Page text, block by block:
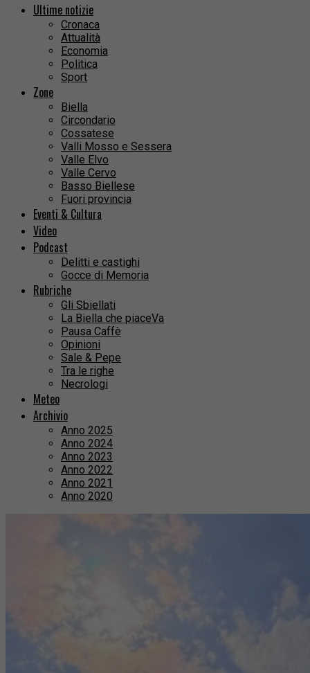
Ultime notizie
Cronaca
Attualità
Economia
Politica
Sport
Zone
Biella
Circondario
Cossatese
Valli Mosso e Sessera
Valle Elvo
Valle Cervo
Basso Biellese
Fuori provincia
Eventi & Cultura
Video
Podcast
Delitti e castighi
Gocce di Memoria
Rubriche
Gli Sbiellati
La Biella che piaceVa
Pausa Caffè
Opinioni
Sale & Pepe
Tra le righe
Necrologi
Meteo
Archivio
Anno 2025
Anno 2024
Anno 2023
Anno 2022
Anno 2021
Anno 2020